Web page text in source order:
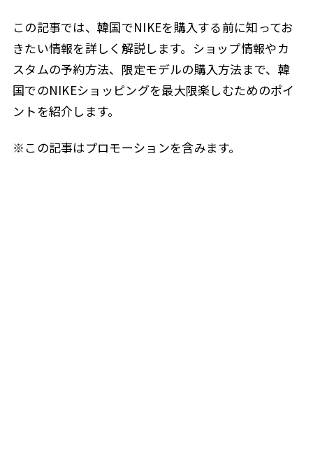
この記事では、韓国でNIKEを購入する前に知ってお
きたい情報を詳しく解説します。ショップ情報やカ
スタムの予約方法、限定モデルの購入方法まで、韓
国でのNIKEショッピングを最大限楽しむためのポイ
ントを紹介します。
※この記事はプロモーションを含みます。